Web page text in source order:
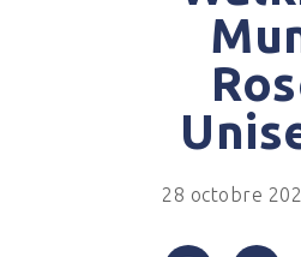
28 octobre